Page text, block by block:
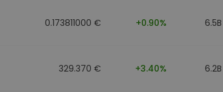
0.173811000 € +0.90%
329.370 € +3.40%